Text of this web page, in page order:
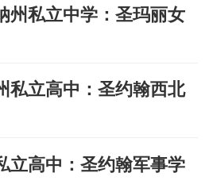
州私立中学：圣玛丽女
私立高中：圣约翰西北
立高中：圣约翰军事学